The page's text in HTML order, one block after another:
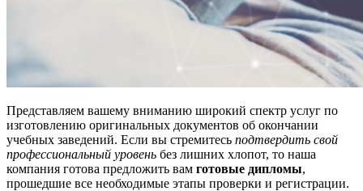
Представляем вашему вниманию широкий спектр услуг по
изготовлению оригинальных документов об окончании
учебных заведений. Если вы стремитесь подтвердить свой
профессиональный уровень без лишних хлопот, то наша
компания готова предложить вам готовые дипломы,
прошедшие все необходимые этапы проверки и регистрации.